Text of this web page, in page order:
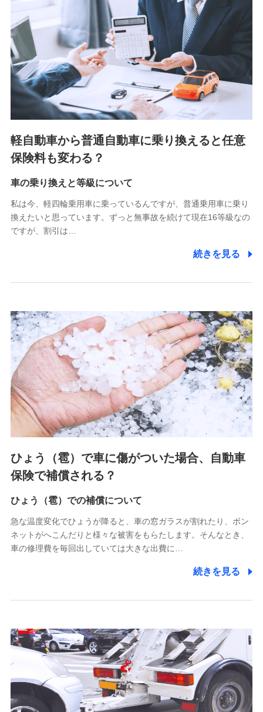
■少額短期保険
株式会社アシロ少額短期保険 (https://kailash.co.jp/)
SBIいきいき少額短期保険会社 (https://www.i-
sedai.com/)
SBIペット少額短期保険株式会社 (https://www.sbipet-
ssi.co.jp/)
SBIリスタ少額短期保険会社
(https://www.jishin.co.jp/)
スマートプラス少額短期保険株式会社
チューリッヒ少額短期保険株式会社
(https://www.zurichssi.co.jp/)
(https://www.tokiomarine-x.co.jp/)
(https://pshoken.co.jp/)
リトルファミリー少額短期保険株式会社
(https://www.littlefamily-ssi.com/)
郵便、電話、およびＥメール等により、当社と取引のあるも
た維持管理等の委託業務遂行のため、またそれらに付帯、関
連する当社および提携会社のサービスを案内、提供するため
（なお、当社は複数の保険会社と取引があり、取得した個人
情報を取引のある他の保険会社の商品・サービスをご提案す
るために利用させていただくことがあります。）
上記に係る連絡・手続き・管理等付帯業務を行うため
3.セミナー募集サイトから取得した個人情報
各種セミナーの案内、開催のため
上記に係る連絡・手続き・管理等付帯業務を行うため
4.家族・友達紹介にて取得した個人情報
被紹介者への連絡、及び当社と取引のあるもしくは委託を受
けている保険会社・提携会社の保険その他に関する情報を提
供し、金融商品等の契約を勧奨するため
アンケートやキャンペーン等の実施のため
上記に係る連絡・手続き・管理等付帯業務を行うため
5.通話録音にて取得する情報
7.社員（従業者）の個人情報
人事･勤怠･健康・労務等の管理、給与支給、福利厚生・採用
退職関連処理等の各種手続きのため、当社と従業員または従
業員同士の連絡のため
8.取引先個人情報
軽自動車から普通自動車に乗り換えると任意
保険料も変わる？
車の乗り換えと等級について
私は今、軽四輪乗用車に乗っているんですが、普通乗用車に乗り
換えたいと思っています。ずっと無事故を続けて現在16等級なの
ですが、割引は…
続きを見る
ひょう（雹）で車に傷がついた場合、自動車
保険で補償される？
ひょう（雹）での補償について
急な温度変化でひょうが降ると、車の窓ガラスが割れたり、ボン
ネットがへこんだりと様々な被害をもらたします。そんなとき、
車の修理費を毎回出していては大きな出費に…
続きを見る